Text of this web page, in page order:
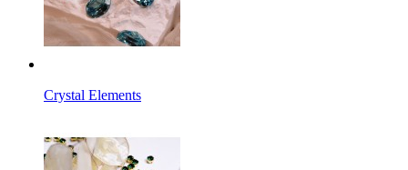
Crystal Elements